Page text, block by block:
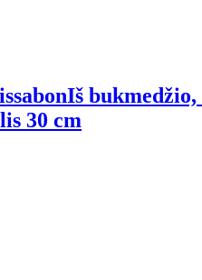
Iš
30 cm